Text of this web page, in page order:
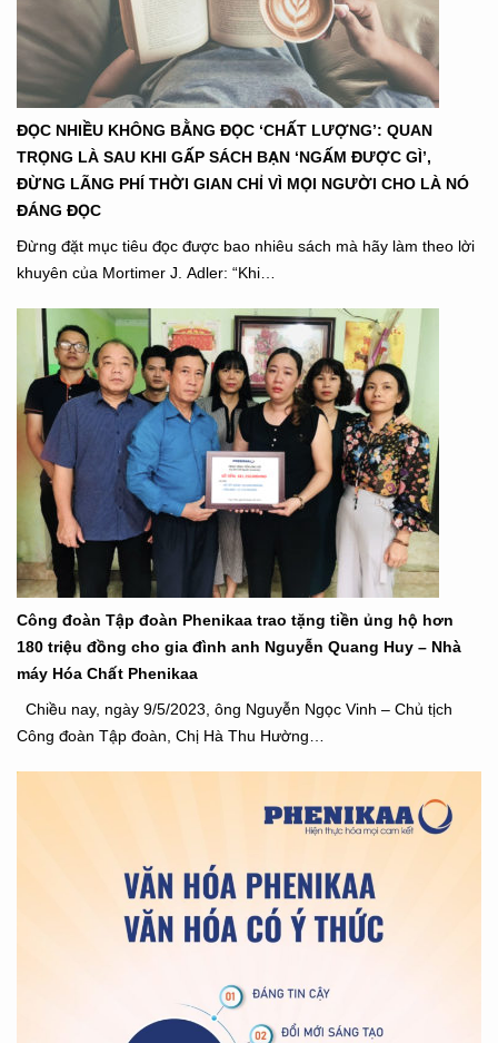
ĐỌC NHIỀU KHÔNG BẰNG ĐỌC ‘CHẤT LƯỢNG’: QUAN
TRỌNG LÀ SAU KHI GẤP SÁCH BẠN ‘NGẤM ĐƯỢC GÌ’,
ĐỪNG LÃNG PHÍ THỜI GIAN CHỈ VÌ MỌI NGƯỜI CHO LÀ NÓ
ĐÁNG ĐỌC
Đừng đặt mục tiêu đọc được bao nhiêu sách mà hãy làm theo lời
khuyên của Mortimer J. Adler: “Khi…
Công đoàn Tập đoàn Phenikaa trao tặng tiền ủng hộ hơn
180 triệu đồng cho gia đình anh Nguyễn Quang Huy – Nhà
máy Hóa Chất Phenikaa
Chiều nay, ngày 9/5/2023, ông Nguyễn Ngọc Vinh – Chủ tịch
Công đoàn Tập đoàn, Chị Hà Thu Hường…